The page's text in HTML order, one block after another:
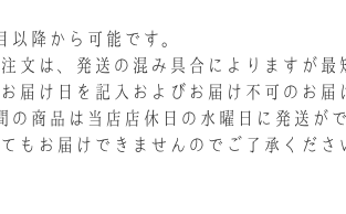
降から可能です。
文は、発送の混み具合によりますが
届け日を記入およびお届け不可のお
の商品は当店店休日の水曜日に発送が
もお届けできませんのでご了承くださ